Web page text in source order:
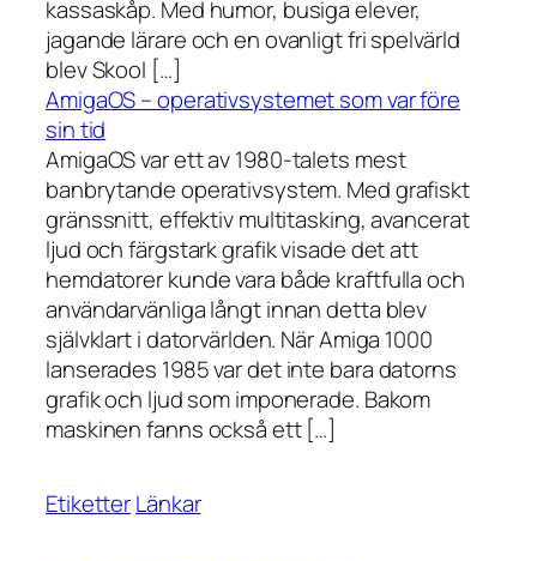
kassaskåp. Med humor, busiga elever,
jagande lärare och en ovanligt fri spelvärld
blev Skool […]
AmigaOS – operativsystemet som var före
sin tid
AmigaOS var ett av 1980-talets mest
banbrytande operativsystem. Med grafiskt
gränssnitt, effektiv multitasking, avancerat
ljud och färgstark grafik visade det att
hemdatorer kunde vara både kraftfulla och
användarvänliga långt innan detta blev
självklart i datorvärlden. När Amiga 1000
lanserades 1985 var det inte bara datorns
grafik och ljud som imponerade. Bakom
maskinen fanns också ett […]
EtiketterLänkar